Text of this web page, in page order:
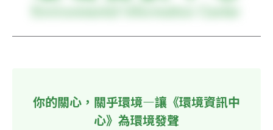
你的關心，關乎環境—讓《環境資訊中
心》為環境發聲